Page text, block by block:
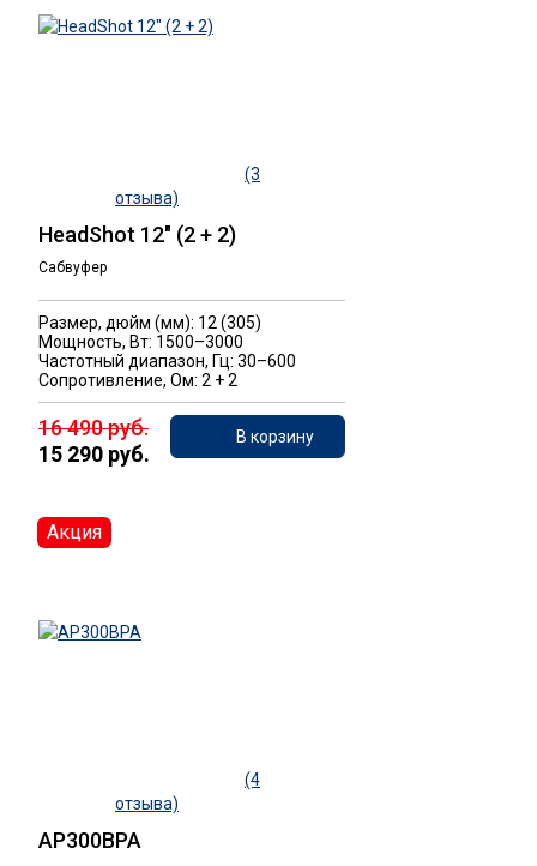
(3
отзыва)
HeadShot 12" (2 + 2)
Сабвуфер
Размер, дюйм (мм): 12 (305)
Мощность, Вт: 1500–3000
Частотный диапазон, Гц: 30–600
Сопротивление, Ом: 2 + 2
16 490 руб.
15 290 руб.
В корзину
(4
отзыва)
AP300BPA
Акция